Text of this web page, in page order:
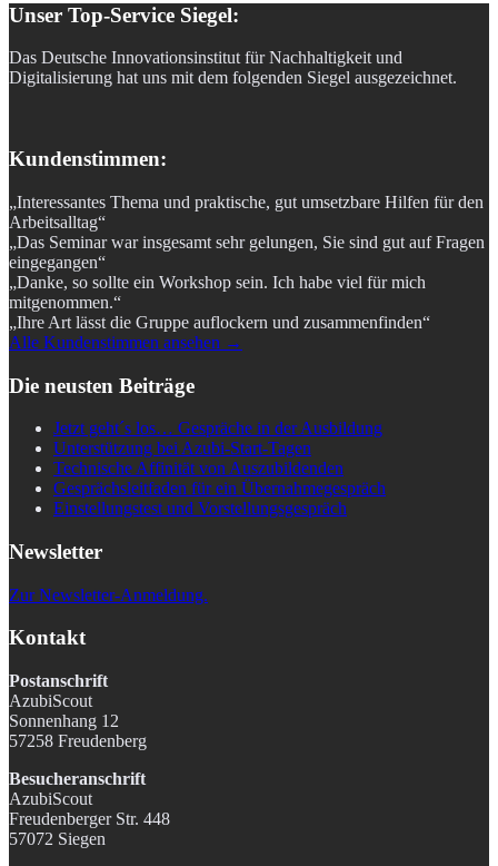
Unser Top-Service Siegel:
Das Deutsche Innovationsinstitut für Nachhaltigkeit und
Digitalisierung hat uns mit dem folgenden Siegel ausgezeichnet.
Kundenstimmen:
„Interessantes Thema und praktische, gut umsetzbare Hilfen für den
Arbeitsalltag“
„Das Seminar war insgesamt sehr gelungen, Sie sind gut auf Fragen
eingegangen“
„Danke, so sollte ein Workshop sein. Ich habe viel für mich
mitgenommen.“
„Ihre Art lässt die Gruppe auflockern und zusammenfinden“
Alle Kundenstimmen ansehen →
Die neusten Beiträge
Jetzt geht´s los… Gespräche in der Ausbildung
Unterstützung bei Azubi-Start-Tagen
Technische Affinität von Auszubildenden
Gesprächsleitfaden für ein Übernahmegespräch
Einstellungstest und Vorstellungsgespräch
Newsletter
Zur Newsletter-Anmeldung.
Kontakt
Postanschrift
AzubiScout
Sonnenhang 12
57258 Freudenberg
Besucheranschrift
AzubiScout
Freudenberger Str. 448
57072 Siegen